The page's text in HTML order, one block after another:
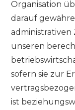
Organisation
darauf
unseren
sofern sie zur
ist